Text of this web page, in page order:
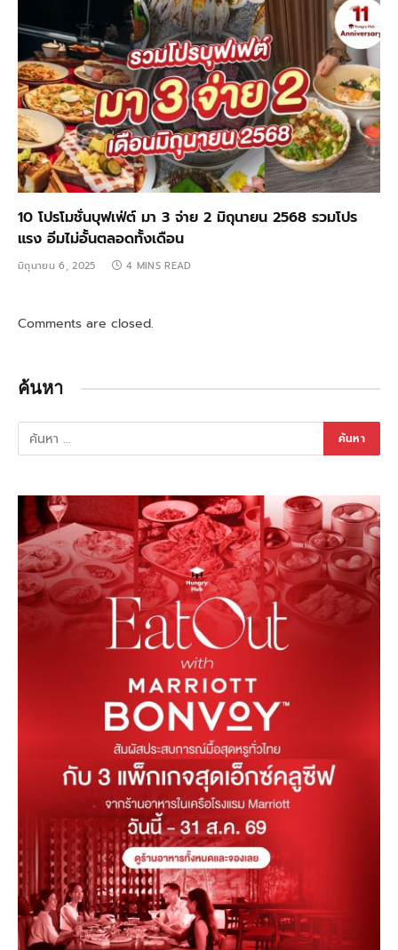
10 โปรโมชั่นบุฟเฟ่ต์ มา 3 จ่าย 2 มิถุนายน 2568 รวมโปร
แรง อิ่มไม่อั้นตลอดทั้งเดือน
มิถุนายน 6, 2025 4 MINS READ
Comments are closed.
ค้นหา